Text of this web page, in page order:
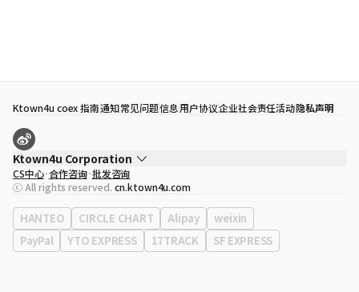
Ktown4u coex 指南通知常见问题信息用户协议企业社会责任活动隐私声明
Ktown4u Corporation
代表
宋効珉
营业执照 120-87-71116
公司地址 首尔特别市 江南区 岭东大路 513号 3楼 （三成洞， coex)
CS中心 合作咨询 批发咨询
ⓒ All rights reserved. cn.ktown4u.com
HANTEO CIRCLE CHART Alipay
weixin
PayPal
YTO EXPRESS 17TRACK SF EXPRESS